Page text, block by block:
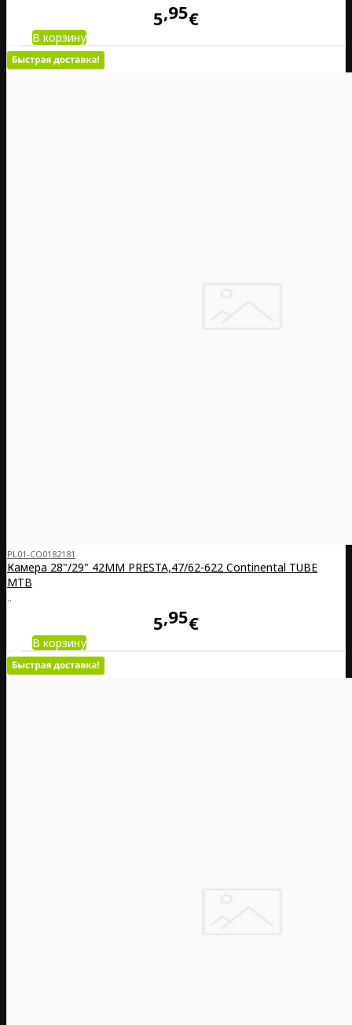
5 95€
В корзину
PL01-CO0182181
Камера 28"/29" 42MM PRESTA,47/62-622 Continental TUBE
MTB
..
5 95€
В корзину